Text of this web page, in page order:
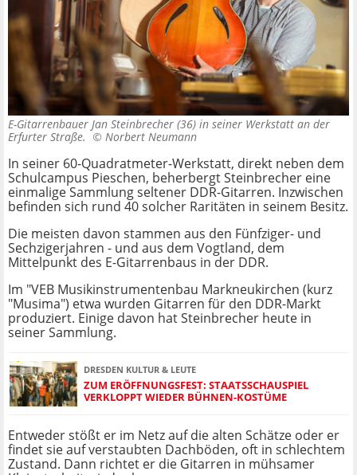
E-Gitarrenbauer Jan Steinbrecher (36) in seiner Werkstatt an der
Erfurter Straße. © Norbert Neumann
In seiner 60-Quadratmeter-Werkstatt, direkt neben dem
Schulcampus Pieschen, beherbergt Steinbrecher eine
einmalige Sammlung seltener DDR-Gitarren. Inzwischen
befinden sich rund 40 solcher Raritäten in seinem Besitz.
Die meisten davon stammen aus den Fünfziger- und
Sechzigerjahren - und aus dem Vogtland, dem
Mittelpunkt des E-Gitarrenbaus in der DDR.
Im "VEB Musikinstrumentenbau Markneukirchen (kurz
"Musima") etwa wurden Gitarren für den DDR-Markt
produziert. Einige davon hat Steinbrecher heute in
seiner Sammlung.
DRESDEN KULTUR & LEUTE
ZUM ERÖFFNUNGSFEST: STAATSSCHAUSPIEL
VERKLOPPT WIEDER BÜHNEN-KOSTÜME
Entweder stößt er im Netz auf die alten Schätze oder er
findet sie auf verstaubten Dachböden, oft in schlechtem
Zustand. Dann richtet er die Gitarren in mühsamer